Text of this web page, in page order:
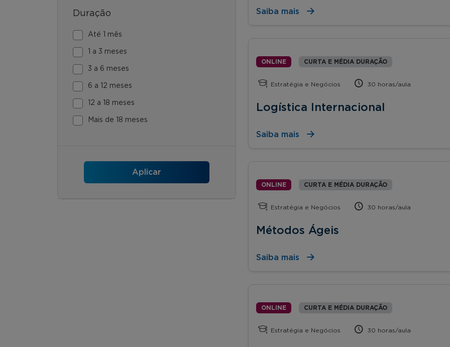
Duração
Até 1 mês
1 a 3 meses
3 a 6 meses
6 a 12 meses
12 a 18 meses
Mais de 18 meses
Saiba mais
ONLINE CURTA E MÉDIA DURAÇÃO
Estratégia e Negócios 30 horas/aula
Logística Internacional
Saiba mais
ONLINE CURTA E MÉDIA DURAÇÃO
Estratégia e Negócios 30 horas/aula
Métodos Ágeis
Saiba mais
ONLINE CURTA E MÉDIA DURAÇÃO
Estratégia e Negócios 30 horas/aula